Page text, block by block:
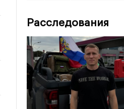
Расследования